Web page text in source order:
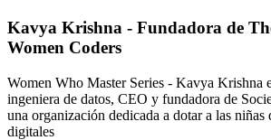
Kavya Krishna - Fundadora de
Women Coders
Women Who Master Series - Kavya Krishna
ingeniera de datos, CEO y fundadora de
una organización dedicada a dotar a las niñas
digitales